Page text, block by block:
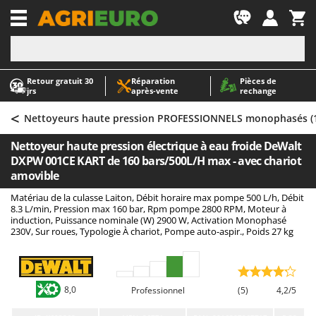
Retour gratuit 30
jrs
Réparation
après‑vente
Pièces de
rechange
-1
A
Abris de jardin
Accessoires pour tracteurs tondeuses autoportés
Aérateurs Scarificateurs pour gazon
Arracheuses de pommes de terre pour tracteur
Aspirateurs - Balais Électriques
Aspirateurs à cendres
Aspirateurs à feuilles sur roues
Aspirateurs Multifonctions
Atomiseurs agricoles pour tracteurs
A
AgriEuro Premium
AgriEuro TOP-LINE
AGT
Aima
Airmec
AL-KO
Alce
Alpina
< Nettoyeurs haute pression PROFESSIONNELS monophasés
Nettoyeur haute pression électrique à eau froide DeWalt
DXPW 001CE KART de 160 bars/500L/H max - avec chariot
amovible
Matériau de la culasse Laiton, Débit horaire max pompe 500 L/h, Débit
8.3 L/min, Pression max 160 bar, Rpm pompe 2800 RPM, Moteur à
induction, Puissance nominale (W) 2900 W, Activation Monophasé
230V, Sur roues, Typologie À chariot, Pompe auto-aspir., Poids 27 kg
8,0 Professionnel (5) 4,2/5